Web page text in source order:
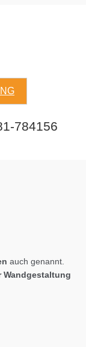
784156
auch genannt.
Wandgestaltung